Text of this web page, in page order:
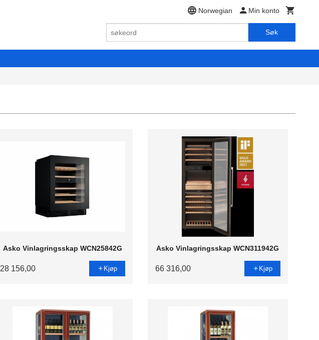
Norwegian Min konto
Søk
Asko Vinlagringsskap WCN25842G
28 156,00 Kjøp
Asko Vinlagringsskap WCN311942G
66 316,00 Kjøp